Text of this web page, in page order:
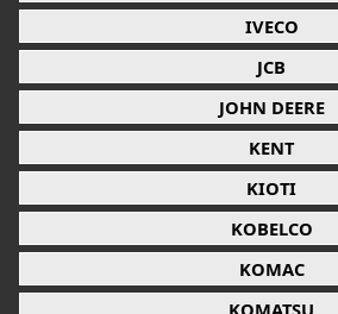
IVECO
JCB
JOHN DEERE
KENT
KIOTI
KOBELCO
KOMAC